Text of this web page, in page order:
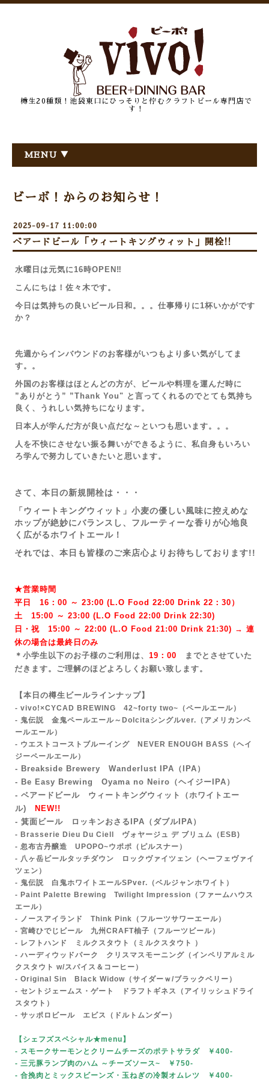
樽生20種類！池袋東口にひっそりと佇むクラフトビール専門店で
す！
MENU ▼
ビーボ！からのお知らせ！
2025-09-17 11:00:00
ベアードビール「ウィートキングウィット」開栓!!
水曜日は元気に16時OPEN‼
こんにちは！佐々木です。
今日は気持ちの良いビール日和。。。 仕事帰りに1杯いかがです
か？
先週からインバウンドのお客様がいつもより多い気がしてま
す。。
外国のお客様はほとんどの方が、ビールや料理を運んだ時に
”ありがとう” ”Thank You" と言ってくれるのでとても気持ち
良く、うれしい気持ちになります。
日本人が学んだ方が良い点だな～といつも思います。。。
人を不快にさせない振る舞いができるように、私自身もいろい
ろ学んで努力していきたいと思います。
さて、本日の新規開栓は・・・
「ウィートキングウィット」小麦の優しい風味に控えめな
ホップが絶妙にバランスし、フルーティーな香りが心地良
く広がるホワイトエール！
それでは、本日も皆様のご来店心よりお待ちしております!!
★営業時間
平日 16：00 ～ 23:00 (L.O Food 22:00 Drink 22：30）
土 15:00 ～ 23:00 ( L.O Food 22:00 Drink 22:30)
日・祝 15:00 ～ 22:00 ( L.O Food 21:00 Drink 21:30) → 連
休の場合は最終日のみ
＊小学生以下のお子様のご利用は、 19：00
までとさせていた
だきます。ご理解のほどよろしくお願い致します。
【本日の樽生ビールラインナップ】
- vivo!×CYCAD BREWING 42~forty two~ （ペールエール）
- 鬼伝説 金鬼ペールエール～Dolcitaシングルver.（アメリカンペ
ールエール）
- ウエストコーストブルーイング NEVER ENOUGH BASS（ヘイ
ジーペールエール）
- Breakside Brewery Wanderlust IPA （IPA）
- Be Easy Brewing Oyama no Neiro（ヘイジーIPA）
- ベアードビール ウィートキングウィット（ホワイトエー
ル)
NEW!!
- 箕面ビール ロッキンおさるIPA （ダブルIPA）
- Brasserie Dieu Du Ciell ヴォヤージュ デ ブリュム（ESB)
- 忽布古丹醸造 UPOPO~ウポポ（ピルスナー）
- 八ヶ岳ビールタッチダウン ロックヴァイツェン（ヘーフェヴァイ
ツェン）
- 鬼伝説 白鬼ホワイトエールSPver. （ベルジャンホワイト）
- Paint Palette Brewing Twilight Impression（ファームハウス
エール）
- ノースアイランド Think Pink（フルーツサワーエール）
- 宮崎ひでじビール 九州CRAFT柚子（フルーツビール）
- レフトハンド ミルクスタウト（ミルクスタウト ）
- ハーディウッドパーク クリスマスモーニング（インペリアルミル
クスタウト w/スパイス＆コーヒー）
- Original Sin Black Widow（サイダーｗ/ブラックベリー）
- セントジェームス・ゲート ドラフトギネス（アイリッシュドライ
スタウト）
- サッポロビール エビス（ドルトムンダー）
【シェフズスペシャル★menu 】
- スモークサーモンとクリームチーズのポテトサラダ ￥400-
- 三元豚ランプ肉のハム ～チーズソース~ ￥750-
- 合挽肉とミックスビーンズ・玉ねぎの冷製オムレツ ￥400-